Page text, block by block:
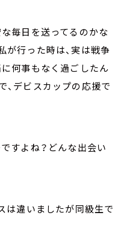
な毎日を送ってるのかな
が行った時は、実は戦争
何事もなく過ごしたん
、デビスカップの応援で
すよね？どんな出会い
は違いましたが同級生で